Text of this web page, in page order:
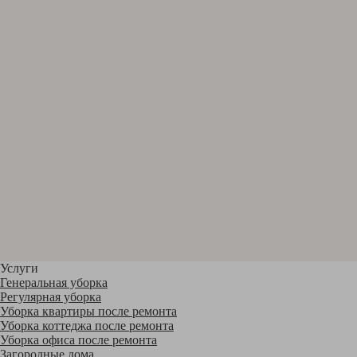
Услуги
Генеральная уборка
Регулярная уборка
Уборка квартиры после ремонта
Уборка коттеджа после ремонта
Уборка офиса после ремонта
Загородные дома